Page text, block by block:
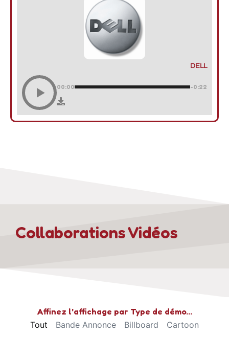
DELL
00:00 -0:22
Collaborations Vidéos​
Affinez l'affichage par Type de démo…
Bande Annonce
Billboard
Cartoon
Tout